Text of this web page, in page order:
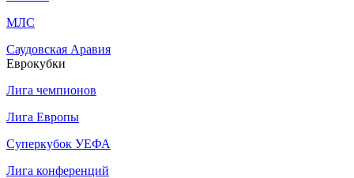
МЛС
Саудовская Аравия
Еврокубки
Лига чемпионов
Лига Европы
Суперкубок УЕФА
Лига конференций